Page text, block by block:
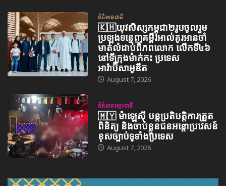
ព័ត៌មានជាតិ
🇰🇭យុវសិស្សកម្ពុជា២រូបចូលរួម
ប្រឡងទន្ទេញគម្ពីរអាល់គូរអានចាំ
មាត់លំដាប់ពិភពលោក លើកទី៤៦
នៅទីក្រុងម៉ាក់កះ ប្រទេស
អារ៉ាប៊ីសាអូឌីត
August 7, 2026
ព័ត៌មានអន្តរជាតិ
🇲🇾 ម៉ាឡេស៊ី បន្តប្រតិបត្តិការត្រួត
ពិនិត្យ និងចាប់ខ្លួនជនអន្តោប្រវេសន៍
ខុសច្បាប់ទូទាំងប្រទេស
August 7, 2026